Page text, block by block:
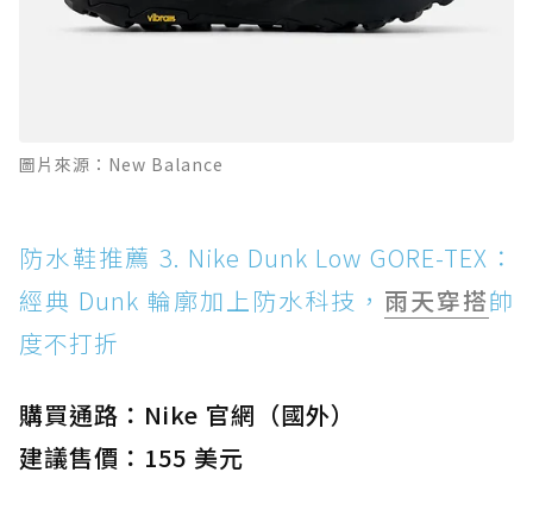
圖片來源：New Balance
防水鞋推薦 3. Nike Dunk Low GORE-TEX：
經典 Dunk 輪廓加上防水科技， 雨天穿搭帥
度不打折
購買通路：Nike 官網（國外）
建議售價：155 美元